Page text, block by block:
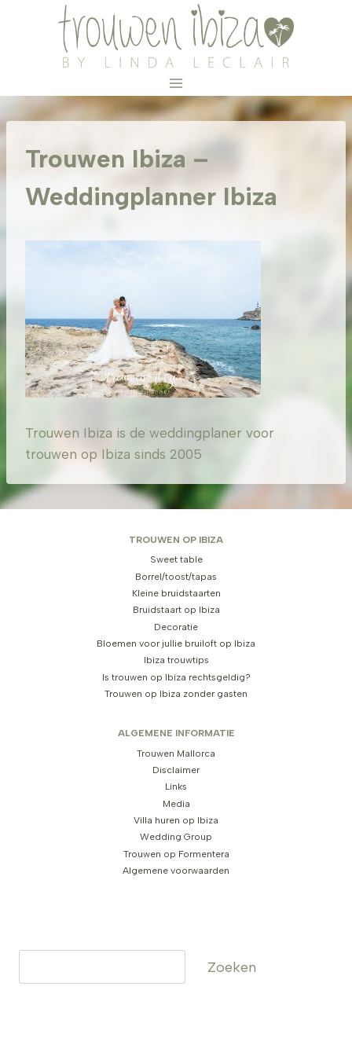
Trouwen Ibiza –
Weddingplanner Ibiza
Trouwen Ibiza is de weddingplaner voor
trouwen op Ibiza sinds 2005
TROUWEN OP IBIZA
Sweet table
Borrel/toost/tapas
Kleine bruidstaarten
Bruidstaart op Ibiza
Decoratie
Bloemen voor jullie bruiloft op Ibiza
Ibiza trouwtips
Is trouwen op Ibiza rechtsgeldig?
Trouwen op Ibiza zonder gasten
ALGEMENE INFORMATIE
Trouwen Mallorca
Disclaimer
Links
Media
Villa huren op Ibiza
Wedding Group
Trouwen op Formentera
Algemene voorwaarden
Zoeken